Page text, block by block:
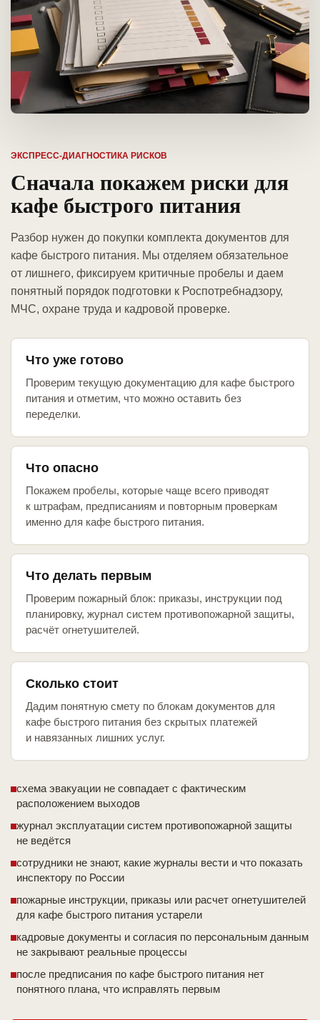
ЭКСПРЕСС-ДИАГНОСТИКА РИСКОВ
Сначала покажем риски для
кафе быстрого питания
Разбор нужен до покупки комплекта документов для
кафе быстрого питания. Мы отделяем обязательное
от лишнего, фиксируем критичные пробелы и даем
понятный порядок подготовки к Роспотребнадзору,
МЧС, охране труда и кадровой проверке.
Что уже готово
Проверим текущую документацию для кафе быстрого
питания и отметим, что можно оставить без
переделки.
Что опасно
Покажем пробелы, которые чаще всего приводят
к штрафам, предписаниям и повторным проверкам
именно для кафе быстрого питания.
Что делать первым
Проверим пожарный блок: приказы, инструкции под
планировку, журнал систем противопожарной защиты,
расчёт огнетушителей.
Сколько стоит
Дадим понятную смету по блокам документов для
кафе быстрого питания без скрытых платежей
и навязанных лишних услуг.
схема эвакуации не совпадает с фактическим
расположением выходов
журнал эксплуатации систем противопожарной защиты
не ведётся
сотрудники не знают, какие журналы вести и что показать
инспектору по России
пожарные инструкции, приказы или расчет огнетушителей
для кафе быстрого питания устарели
кадровые документы и согласия по персональным данным
не закрывают реальные процессы
после предписания по кафе быстрого питания нет
понятного плана, что исправлять первым